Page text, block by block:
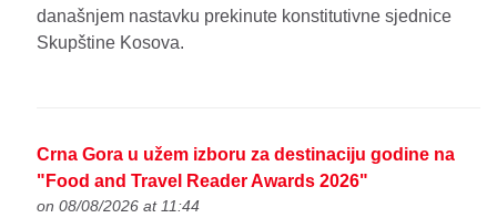
današnjem nastavku prekinute konstitutivne sjednice
Skupštine Kosova.
Crna Gora u užem izboru za destinaciju godine na
"Food and Travel Reader Awards 2026"
on 08/08/2026 at 11:44